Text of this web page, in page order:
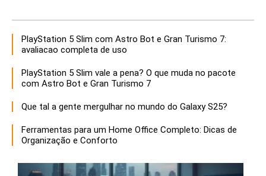
PlayStation 5 Slim com Astro Bot e Gran Turismo 7:
avaliacao completa de uso
PlayStation 5 Slim vale a pena? O que muda no pacote
com Astro Bot e Gran Turismo 7
Que tal a gente mergulhar no mundo do Galaxy S25?
Ferramentas para um Home Office Completo: Dicas de
Organização e Conforto